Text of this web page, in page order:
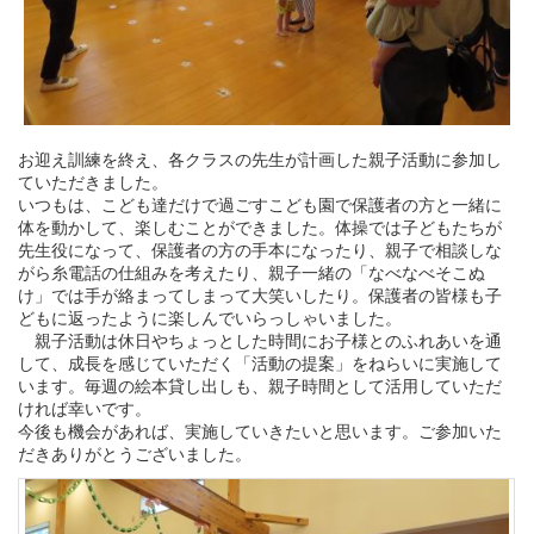
お迎え訓練を終え、各クラスの先生が計画した親子活動に参加し
ていただきました。
いつもは、こども達だけで過ごすこども園で保護者の方と一緒に
体を動かして、楽しむことができました。体操では子どもたちが
先生役になって、保護者の方の手本になったり、親子で相談しな
がら糸電話の仕組みを考えたり、親子一緒の「なべなべそこぬ
け」では手が絡まってしまって大笑いしたり。保護者の皆様も子
どもに返ったように楽しんでいらっしゃいました。
親子活動は休日やちょっとした時間にお子様とのふれあいを通
して、成長を感じていただく「活動の提案」をねらいに実施して
います。毎週の絵本貸し出しも、親子時間として活用していただ
ければ幸いです。
今後も機会があれば、実施していきたいと思います。ご参加いた
だきありがとうございました。